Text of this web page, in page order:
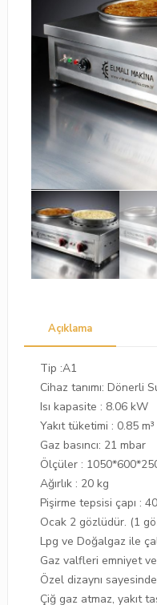
Açıklama
Tip :A1
Cihaz tanımı: Dönerli
Isı kapasite : 8.06 kW
Yakıt tüketimi : 0.85
Gaz basıncı: 21 mbar
Ölçüler :
Ağırlık : 20 kg
Pişirme tepsisi çapı :
Ocak 2 gözlüdür. (1
Lpg ve Doğalgaz ile
Gaz valfleri emniyet
Özel dizaynı
Çiğ gaz atmaz, yakıt